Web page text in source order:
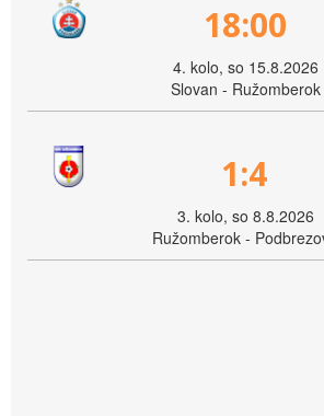
18:00
4. kolo, so 15.8.2026
Slovan - Ružomberok
1:4
3. kolo, so 8.8.2026
Ružomberok -